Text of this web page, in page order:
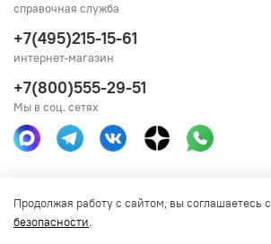
Получить консультацию
справочная служба
+7(495)215-15-61
интернет-магазин
+7(800)555-29-51
Мы в соц. сетях
Продолжая работу с сайтом, вы соглашаетесь с
безопасности.